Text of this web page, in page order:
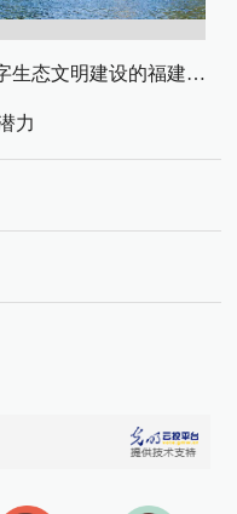
数字生态文明建设的福建路径与启示
力